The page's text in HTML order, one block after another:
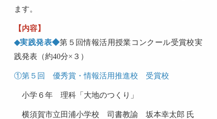
ます。
【内容】
◆実践発表◆第５回情報活用授業コンクール受賞校実
践発表（約40分×３）
①第５回 優秀賞・情報活用推進校 受賞校
小学６年 理科「大地のつくり」
横須賀市立田浦小学校 司書教諭 坂本幸太郎 氏